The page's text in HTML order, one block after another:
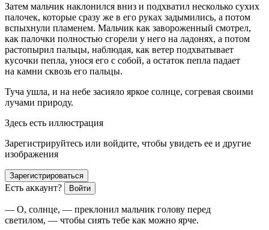
Затем мальчик наклонился вниз и подхватил несколько сухих
палочек, которые сразу же в его руках задымились, а потом
вспыхнули пламенем. Мальчик как завороженный смотрел,
как палочки полностью сгорели у него на ладонях, а потом
растопырил пальцы, наблюдая, как ветер подхватывает
кусочки пепла, унося его с собой, а остаток пепла падает
на камни сквозь его пальцы.
Туча ушла, и на небе засияло яркое солнце, согревая своими
лучами природу.
Здесь есть иллюстрация
Зарегистрируйтесь или войдите, чтобы увидеть ее и другие
изображения
Зарегистрироваться
Есть аккаунт? Войти
— О, солнце, — преклонил мальчик голову перед
светилом, — чтобы сиять тебе как можно ярче.